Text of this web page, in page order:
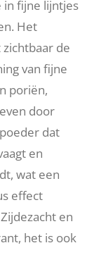
in fijne lijntjes
Het
de
van fijne
poriën,
door
dat
en
wat een
effect
en
het is ook